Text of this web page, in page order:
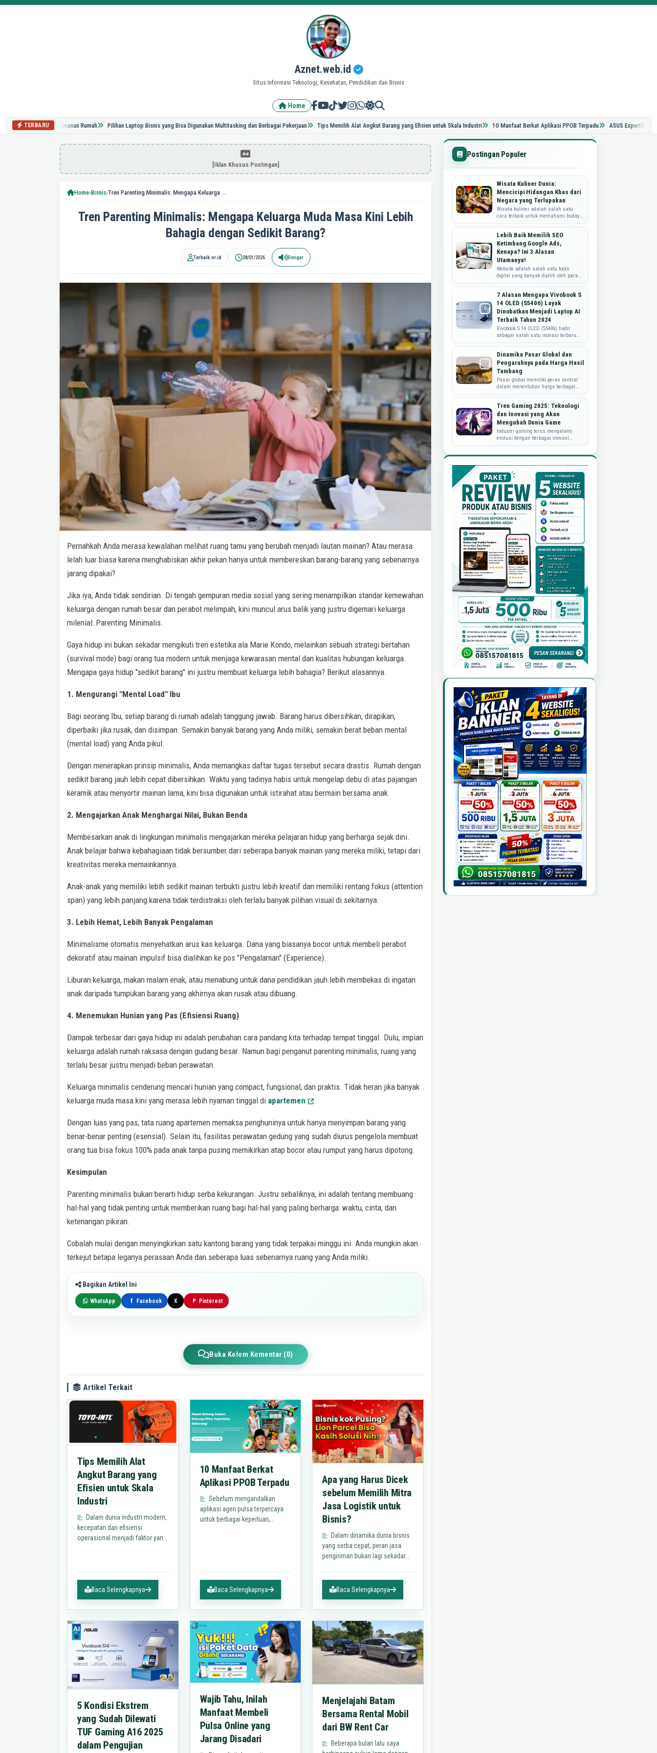
Aznet.web.id
Situs Informasi Teknologi, Kesehatan, Pendidikan dan Bisnis
Home
TERBARU
pada Kenyamanan Rumah Pilihan Laptop Bisnis yang Bisa Digunakan Multitasking dan Berbagai Pekerjaan Tips Memilih Alat Angkut Barang yang Efisien untuk Skala Industri 10 Manfaat Berkat Aplikasi PPOB Terpadu ASUS ExpertBook Ultra,
[Iklan Khusus Postingan]
Home›Bisnis› Tren Parenting Minimalis: Mengapa Keluarga Muda Masa Kini Lebih Bahagia dengan Sedikit Barang?
Tren Parenting Minimalis: Mengapa Keluarga Muda Masa Kini Lebih
Bahagia dengan Sedikit Barang?
Terbaik.or.id 28/01/2026 Dengar
Pernahkah Anda merasa kewalahan melihat ruang tamu yang berubah menjadi lautan mainan? Atau merasa
lelah luar biasa karena menghabiskan akhir pekan hanya untuk membereskan barang-barang yang sebenarnya
jarang dipakai?
Jika iya, Anda tidak sendirian. Di tengah gempuran media sosial yang sering menampilkan standar kemewahan
keluarga dengan rumah besar dan perabot melimpah, kini muncul arus balik yang justru digemari keluarga
milenial: Parenting Minimalis.
Gaya hidup ini bukan sekadar mengikuti tren estetika ala Marie Kondo, melainkan sebuah strategi bertahan
(survival mode) bagi orang tua modern untuk menjaga kewarasan mental dan kualitas hubungan keluarga.
Mengapa gaya hidup "sedikit barang" ini justru membuat keluarga lebih bahagia? Berikut alasannya.
1. Mengurangi "Mental Load" Ibu
Bagi seorang Ibu, setiap barang di rumah adalah tanggung jawab. Barang harus dibersihkan, dirapikan,
diperbaiki jika rusak, dan disimpan. Semakin banyak barang yang Anda miliki, semakin berat beban mental
(mental load) yang Anda pikul.
Dengan menerapkan prinsip minimalis, Anda memangkas daftar tugas tersebut secara drastis. Rumah dengan
sedikit barang jauh lebih cepat dibersihkan. Waktu yang tadinya habis untuk mengelap debu di atas pajangan
keramik atau menyortir mainan lama, kini bisa digunakan untuk istirahat atau bermain bersama anak.
2. Mengajarkan Anak Menghargai Nilai, Bukan Benda
Membesarkan anak di lingkungan minimalis mengajarkan mereka pelajaran hidup yang berharga sejak dini.
Anak belajar bahwa kebahagiaan tidak bersumber dari seberapa banyak mainan yang mereka miliki, tetapi dari
kreativitas mereka memainkannya.
Anak-anak yang memiliki lebih sedikit mainan terbukti justru lebih kreatif dan memiliki rentang fokus (attention
span) yang lebih panjang karena tidak terdistraksi oleh terlalu banyak pilihan visual di sekitarnya.
3. Lebih Hemat, Lebih Banyak Pengalaman
Minimalisme otomatis menyehatkan arus kas keluarga. Dana yang biasanya bocor untuk membeli perabot
dekoratif atau mainan impulsif bisa dialihkan ke pos "Pengalaman" (Experience).
Liburan keluarga, makan malam enak, atau menabung untuk dana pendidikan jauh lebih membekas di ingatan
anak daripada tumpukan barang yang akhirnya akan rusak atau dibuang.
4. Menemukan Hunian yang Pas (Efisiensi Ruang)
Dampak terbesar dari gaya hidup ini adalah perubahan cara pandang kita terhadap tempat tinggal. Dulu, impian
keluarga adalah rumah raksasa dengan gudang besar. Namun bagi penganut parenting minimalis, ruang yang
terlalu besar justru menjadi beban perawatan.
Keluarga minimalis cenderung mencari hunian yang compact, fungsional, dan praktis. Tidak heran jika banyak
keluarga muda masa kini yang merasa lebih nyaman tinggal di apartemen .
Dengan luas yang pas, tata ruang apartemen memaksa penghuninya untuk hanya menyimpan barang yang
benar-benar penting (esensial). Selain itu, fasilitas perawatan gedung yang sudah diurus pengelola membuat
orang tua bisa fokus 100% pada anak tanpa pusing memikirkan atap bocor atau rumput yang harus dipotong.
Kesimpulan
Parenting minimalis bukan berarti hidup serba kekurangan. Justru sebaliknya, ini adalah tentang membuang
hal-hal yang tidak penting untuk memberikan ruang bagi hal-hal yang paling berharga: waktu, cinta, dan
ketenangan pikiran.
Cobalah mulai dengan menyingkirkan satu kantong barang yang tidak terpakai minggu ini. Anda mungkin akan
terkejut betapa leganya perasaan Anda dan seberapa luas sebenarnya ruang yang Anda miliki.
Bagikan Artikel Ini
WhatsApp f Facebook X P Pinterest
Buka Kolom Komentar (0)
Artikel Terkait
Tips Memilih Alat
Angkut Barang yang
Efisien untuk Skala
Industri
Dalam dunia industri modern,
kecepatan dan efisiensi
operasional menjadi faktor yang
manufaktur, pergudangan,…
Baca Selengkapnya
10 Manfaat Berkat
Aplikasi PPOB Terpadu
Sebelum mengandalkan
aplikasi agen pulsa terpercaya
untuk berbagai keperluan,
Baca Selengkapnya
Apa yang Harus Dicek
sebelum Memilih Mitra
Jasa Logistik untuk
Bisnis?
Dalam dinamika dunia bisnis
yang serba cepat, peran jasa
pengiriman bukan lagi sekadar
mitra pengiriman yang tepat
Baca Selengkapnya
5 Kondisi Ekstrem
yang Sudah Dilewati
TUF Gaming A16 2025
dalam Pengujian
Wajib Tahu, Inilah
Manfaat Membeli
Pulsa Online yang
Jarang Disadari
Menjelajahi Batam
Bersama Rental Mobil
dari BW Rent Car
Beberapa bulan lalu saya
Postingan Populer
Wisata Kuliner Dunia:
Mencicipi Hidangan Khas dari
Negara yang Terlupakan
Wisata kuliner adalah salah satu
cara terbaik untuk memahami budaya
sebuah negara. Namun, seringkali
wisatawan cenderung mengunjungi
negara-...
Lebih Baik Memilih SEO
Ketimbang Google Ads,
Kenapa? Ini 3 Alasan
Utamanya!
Website adalah salah satu tools
digital yang banyak dipilih oleh para
pebisnis karena mampu memberikan
mereka banyak manfaat. Manfaat
paling...
7 Alasan Mengapa Vivobook S
14 OLED (S5406) Layak
Dinobatkan Menjadi Laptop AI
Terbaik Tahun 2024
Vivobook S 14 OLED (S5406) hadir
sebagai salah satu inovasi terbaru
dalam dunia teknologi, khususnya
dalam kategori laptop AI . Perangkat
in...
Dinamika Pasar Global dan
Pengaruhnya pada Harga Hasil
Tambang
Pasar global memiliki peran sentral
dalam menentukan harga berbagai
hasil tambang, dari logam hingga
bahan bakar fosil. Fluktuasi dalam
perm...
Tren Gaming 2025: Teknologi
dan Inovasi yang Akan
Mengubah Dunia Game
Industri gaming terus mengalami
evolusi dengan berbagai inovasi
teknologi yang semakin canggih.
era di ma...